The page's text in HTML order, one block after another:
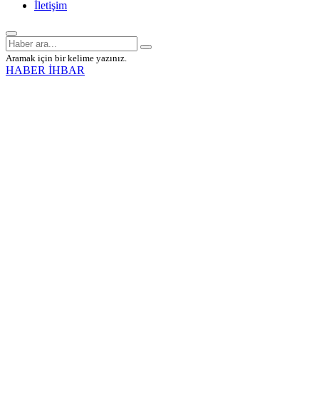
İletişim
Aramak için bir kelime yazınız.
HABER İHBAR